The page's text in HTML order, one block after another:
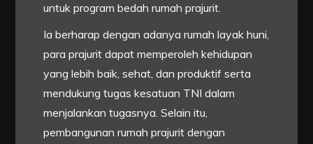
untuk program bedah rumah prajurit.
Ia berharap dengan adanya rumah layak huni,
para prajurit dapat memperoleh kehidupan
yang lebih baik, sehat, dan produktif serta
mendukung tugas kesatuan TNI dalam
menjalankan tugasnya. Selain itu,
pembangunan rumah prajurit dengan